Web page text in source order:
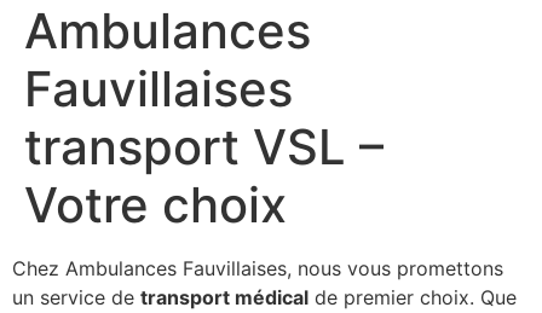
Ambulances
Fauvillaises
transport VSL –
Votre choix
Chez Ambulances Fauvillaises, nous vous promettons
un service de transport médical de premier choix. Que